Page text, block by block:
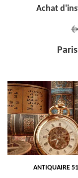
Achat
ANTIQUAIRE 51